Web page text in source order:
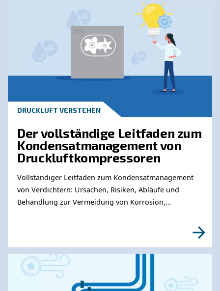
Wenden Sie sich an unsere
Experten
Benötigen Sie weitere Informationen zu
Produkten? Bitte füllen Sie dieses Formular
unsere Experten Sie so schnell wie möglich
können.
Erfahren Sie mehr von unseren Experten:
Erfahren Sie mehr zu